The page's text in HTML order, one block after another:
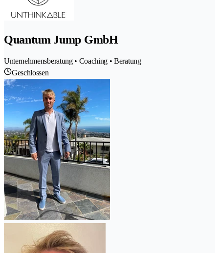
Quantum Jump GmbH
Unternehmensberatung • Coaching • Beratung
Geschlossen